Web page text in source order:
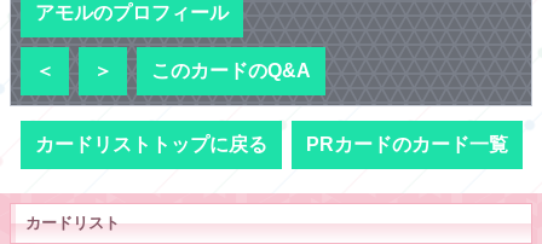
アモルのプロフィール
＜ ＞ このカードのQ&A
カードリストトップに戻る PRカードのカード一覧
カードリスト